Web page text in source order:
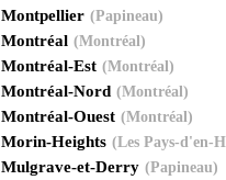
Montpellier (Papineau)
Montréal (Montréal)
Montréal-Est (Montréal)
Montréal-Nord (Montréal)
Montréal-Ouest (Montréal)
Morin-Heights (Les Pays-d'en-
Mulgrave-et-Derry (Papineau)